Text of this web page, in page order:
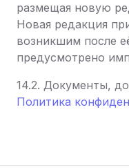
размещая новую
Новая редакция
возникшим после
предусмотрено
14.2. Документы,
Политика